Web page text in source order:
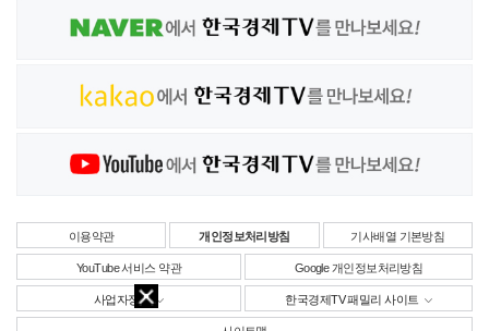
이용약관 개인정보처리방침 기사배열 기본방침
YouTube 서비스 약관 Google 개인정보처리방침
사업자정보 한국경제TV 패밀리 사이트